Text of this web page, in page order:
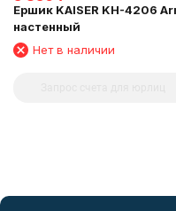
Ершик KAISER KH-4206
настенный
Нет в наличии